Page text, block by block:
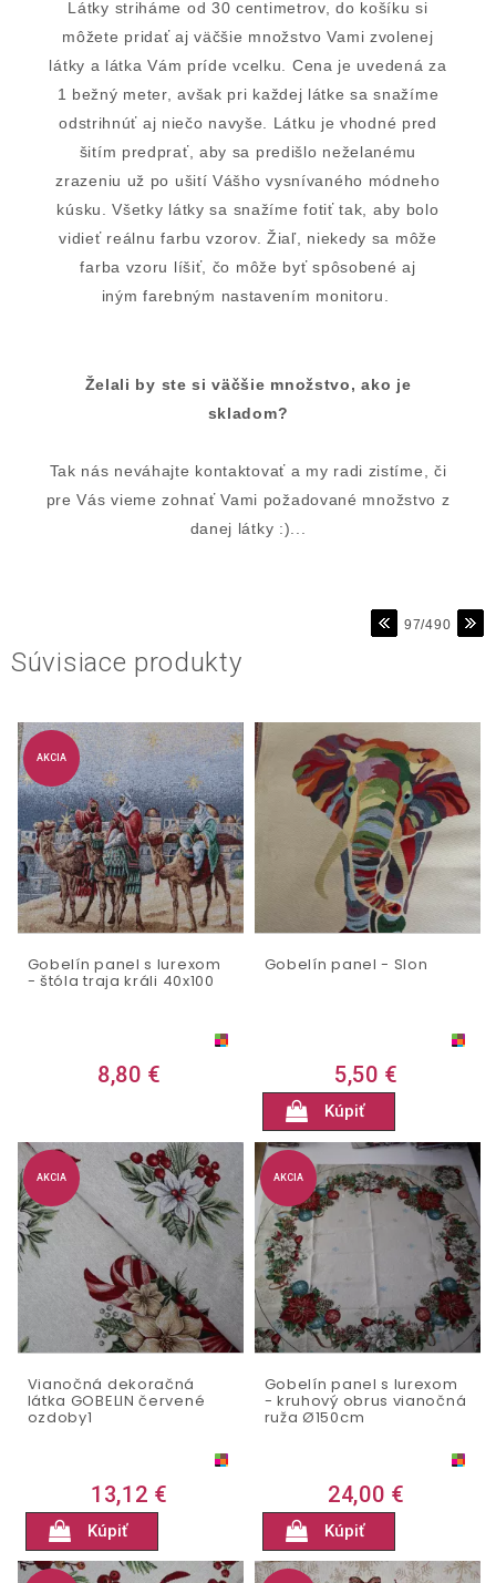
Látky striháme od 30 centimetrov, do košíku si
môžete pridať aj väčšie množstvo Vami zvolenej
látky a látka Vám príde vcelku. Cena je uvedená za
1 bežný meter, avšak pri každej látke sa snažíme
odstrihnúť aj niečo navyše. Látku je vhodné pred
šitím predprať, aby sa predišlo neželanému
zrazeniu už po ušití Vášho vysnívaného módneho
kúsku. Všetky látky sa snažíme fotiť tak, aby bolo
vidieť reálnu farbu vzorov. Žiaľ, niekedy sa môže
farba vzoru líšiť, čo môže byť spôsobené aj
iným farebným nastavením monitoru.
Želali by ste si väčšie množstvo, ako je
skladom?
Tak nás neváhajte kontaktovať a my radi zistíme, či
pre Vás vieme zohnať Vami požadované množstvo z
danej látky :)...
97/490
Súvisiace produkty
AKCIA
Gobelín panel s lurexom
- štóla traja králi 40x100
8,80 €
Gobelín panel - Slon
5,50 €
Kúpiť
AKCIA
Vianočná dekoračná
látka GOBELIN červené
ozdoby1
13,12 €
Kúpiť
AKCIA
Gobelín panel s lurexom
- kruhový obrus vianočná
ruža Ø150cm
24,00 €
Kúpiť